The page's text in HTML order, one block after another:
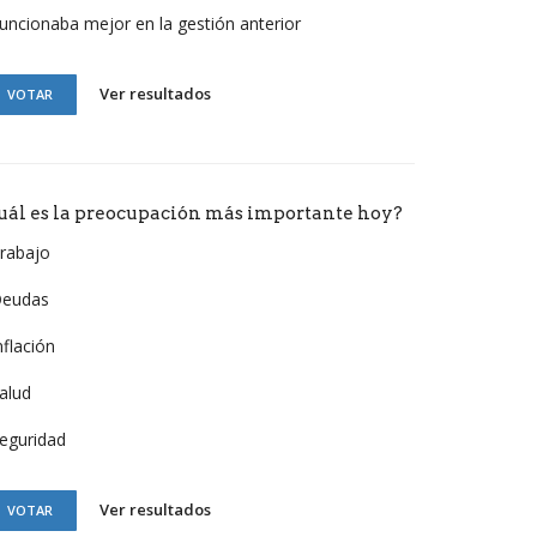
mejor en la gestión anterior
VOTAR Ver resultados
es la preocupación más importante hoy?
VOTAR Ver resultados